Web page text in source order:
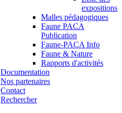
expositions
Malles pédagogiques
Faune PACA
Publication
Faune-PACA Info
Faune & Nature
Rapports d'activités
Documentation
Nos partenaires
Contact
Rechercher